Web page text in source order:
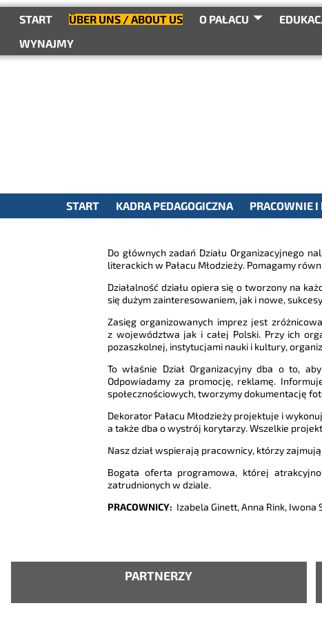
treściSTART ÜBER UNS / ABOUT US O PAŁACU
WYNAJMY
START
KADRA PEDAGOGICZNA PRACOWNIE
Do głównych zadań Działu Organizacyjnego
literackich w Pałacu Młodzieży. Pomagamy
Działalność działu opiera się o tworzony na
się dużym zainteresowaniem, jak i nowe,
Zasięg organizowanych imprez jest
z województwa jak i całej Polski. Przy ich
pozaszkolnej, instytucjami nauki i kultury,
To właśnie Dział Organizacyjny dba o to,
Odpowiadamy za promocję, reklamę.
społecznościowych, tworzymy dokumentację
Dekorator Pałacu Młodzieży projektuje i
a także dba o wystrój korytarzy. Wszelkie
Nasz dział wspierają pracownicy, którzy
Bogata oferta programowa, której
zatrudnionych w dziale.
PRACOWNICY: Izabela Ginett, Anna Rink, Iwona
PARTNERZY